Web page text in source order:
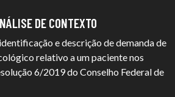
DE CONTEXTO
e descrição de demanda de
relativo a um paciente nos
6/2019 do Conselho Federal de